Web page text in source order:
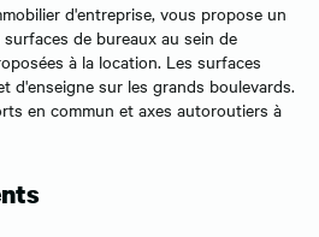
d'entreprise, vous propose un
de bureaux au sein de
à la location. Les surfaces
d'enseigne sur les grands boulevards.
en commun et axes autoroutiers à